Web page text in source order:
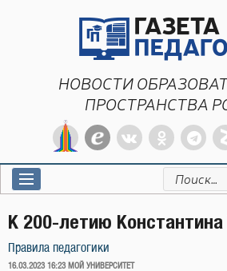
НОВОСТИ
ПРОСТРАНСТВА
Искать:
К 200-летию
Правила педагогики
ОПУБЛИКОВАНО
16.03.2023 16:23 МОЙ УНИВЕРСИТЕТ